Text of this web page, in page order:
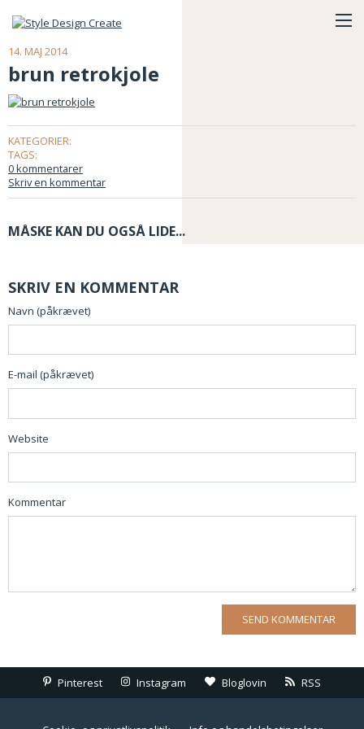
14. MAJ 2014
brun retrokjole
KATEGORIER:
TAGS:
0 kommentarer
Skriv en kommentar
MÅSKE KAN DU OGSÅ LIDE...
SKRIV EN KOMMENTAR
Navn (påkrævet)
E-mail (påkrævet)
Website
Kommentar
Pinterest Instagram Bloglovin RSS